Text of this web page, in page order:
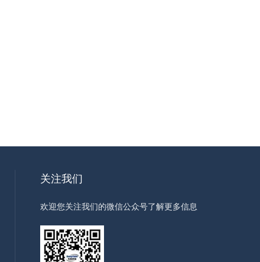
关注我们
欢迎您关注我们的微信公众号了解更多信息